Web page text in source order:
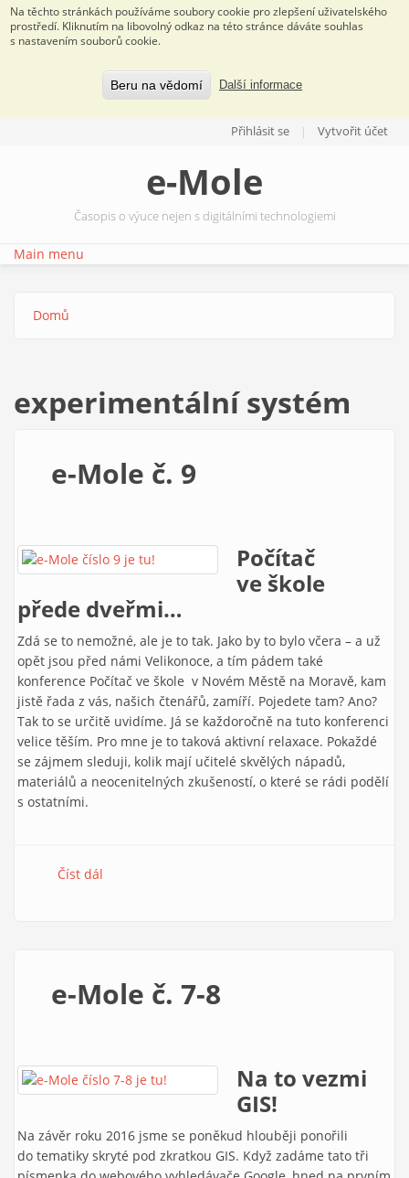
Na těchto stránkách používáme soubory cookie pro zlepšení uživatelského
prostředí. Kliknutím na libovolný odkaz na této stránce dáváte souhlas
s nastavením souborů cookie.
Beru na vědomí Další informace
Přihlásit se Vytvořit účet
e-Mole
Časopis o výuce nejen s digitálními technologiemi
Main menu
Jste zde
Domů
experimentální systém
e-Mole č. 9
Počítač
ve škole
přede dveřmi…
Zdá se to nemožné, ale je to tak. Jako by to bylo včera – a už
opět jsou před námi Velikonoce, a tím pádem také
konference Počítač ve škole v Novém Městě na Moravě, kam
jistě řada z vás, našich čtenářů, zamíří. Pojedete tam? Ano?
Tak to se určitě uvidíme. Já se každoročně na tuto konferenci
velice těším. Pro mne je to taková aktivní relaxace. Pokaždé
se zájmem sleduji, kolik mají učitelé skvělých nápadů,
materiálů a neocenitelných zkušeností, o které se rádi podělí
s ostatními.
Číst dál
e-Mole č. 7-8
Na to vezmi
GIS!
Na závěr roku 2016 jsme se poněkud hlouběji ponořili
do tematiky skryté pod zkratkou GIS. Když zadáme tato tři